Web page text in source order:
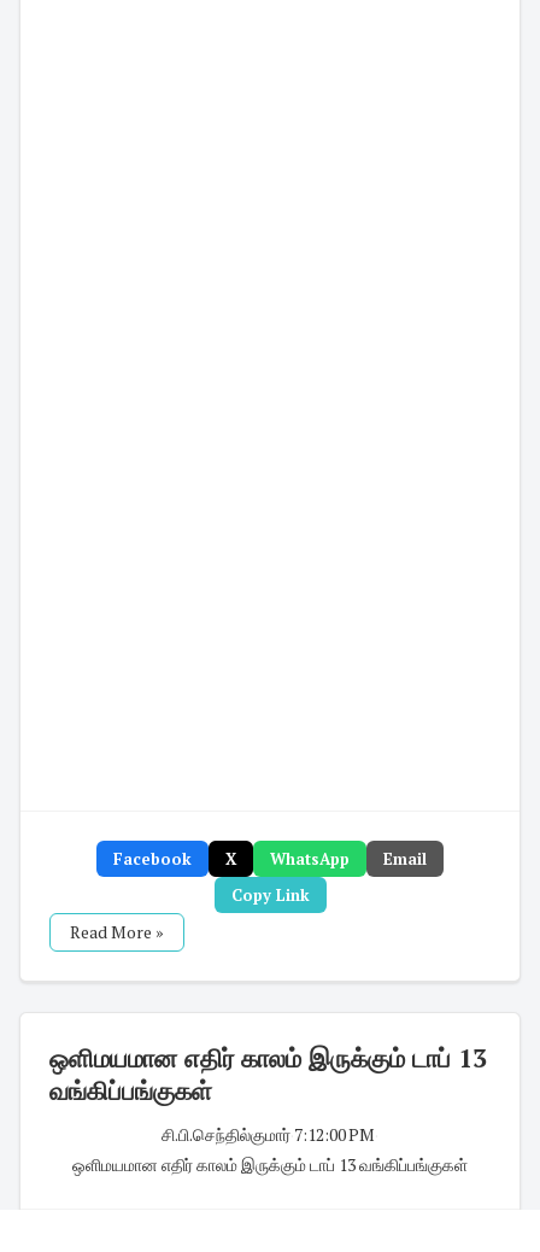
Facebook X WhatsApp
Email
Copy Link
Read More »
ஒளிமயமான எதிர் காலம் இருக்கும் டாப் 13
வங்கிப்பங்குகள்
சி.பி.செந்தில்குமார் 7:12:00 PM
ஒளிமயமான எதிர் காலம் இருக்கும் டாப் 13 வங்கிப்பங்குகள்